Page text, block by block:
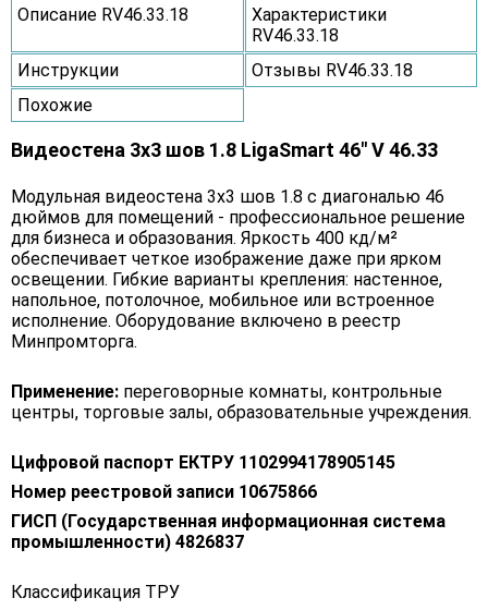
Описание RV46.33.18
Характеристики
RV46.33.18
Инструкции
Отзывы RV46.33.18
Похожие
Видеостена 3x3 шов 1.8 LigaSmart 46" V 46.33
Модульная видеостена 3x3 шов 1.8 с диагональю 46
дюймов для помещений - профессиональное решение
для бизнеса и образования. Яркость 400 кд/м²
обеспечивает четкое изображение даже при ярком
освещении. Гибкие варианты крепления: настенное,
напольное, потолочное, мобильное или встроенное
исполнение. Оборудование включено в реестр
Минпромторга.
Применение: переговорные комнаты, контрольные
центры, торговые залы, образовательные учреждения.
Цифровой паспорт ЕКТРУ 1102994178905145
Номер реестровой записи 10675866
ГИСП (Государственная информационная система
промышленности) 4826837
Классификация ТРУ